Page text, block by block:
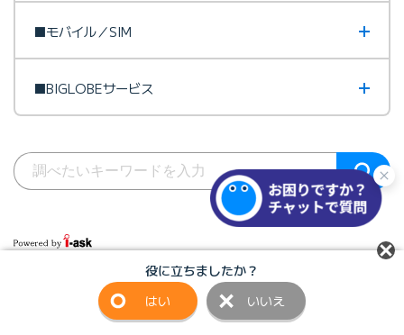
役に立ちましたか？
はい
いいえ
■モバイル／SIM
■BIGLOBEサービス
びっぷるのページ